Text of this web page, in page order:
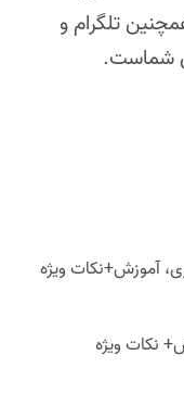
تلگرام و
ویژه
ویژه